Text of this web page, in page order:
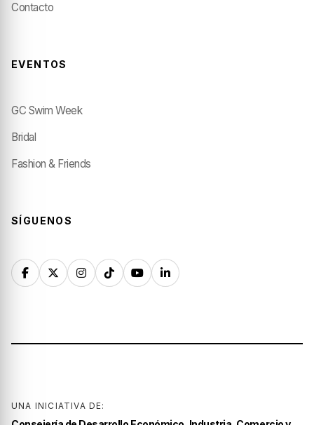
Contacto
EVENTOS
GC Swim Week
Bridal
Fashion & Friends
SÍGUENOS
UNA INICIATIVA DE: